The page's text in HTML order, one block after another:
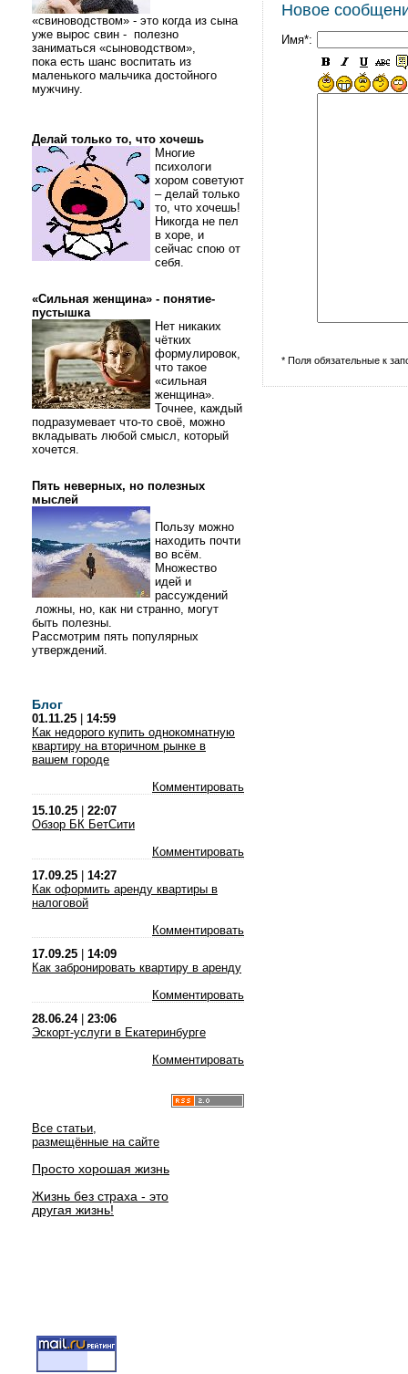
«свиноводством» - это когда из сына
уже вырос свин - полезно
заниматься «сыноводством»,
пока есть шанс воспитать из
маленького мальчика достойного
мужчину.
Делай только то, что хочешь
Многие
психологи
хором советуют
– делай только
то, что хочешь!
Никогда не пел
в хоре, и
сейчас спою от
себя.
«Сильная женщина» - понятие-
пустышка
Нет никаких
чётких
формулировок,
что такое
«сильная
женщина».
Точнее, каждый
подразумевает что-то своё, можно
вкладывать любой смысл, который
хочется.
Пять неверных, но полезных
мыслей
Пользу можно
находить почти
во всём.
Множество
идей и
рассуждений
ложны, но, как ни странно, могут
быть полезны.
Рассмотрим пять популярных
утверждений.
Блог
01.11.25
14:59
Как недорого купить однокомнатную
квартиру на вторичном рынке в
вашем городе
Комментировать
15.10.25
22:07
Обзор БК БетСити
Комментировать
17.09.25
14:27
Как оформить аренду квартиры в
налоговой
Комментировать
17.09.25
14:09
Как забронировать квартиру в аренду
Комментировать
28.06.24| 23:06
Эскорт-услуги в Екатеринбурге
Комментировать
Все статьи,
размещённые на сайте
Просто хорошая жизнь
Жизнь без страха - это
другая жизнь!
Новое
Имя*:
* Поля обязательные к